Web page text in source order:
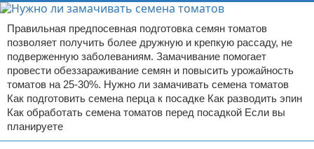
Правильная предпосевная подготовка семян томатов
позволяет получить более дружную и крепкую рассаду, не
подверженную заболеваниям. Замачивание помогает
провести обеззараживание семян и повысить урожайность
томатов на 25-30%. Нужно ли замачивать семена томатов
Как подготовить семена перца к посадке Как разводить эпин
Как обработать семена томатов перед посадкой Если вы
планируете